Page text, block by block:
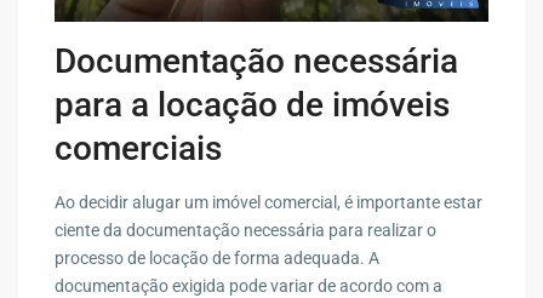
Documentação necessária
para a locação de imóveis
comerciais
Ao decidir alugar um imóvel comercial, é importante estar
ciente da documentação necessária para realizar o
processo de locação de forma adequada. A
documentação exigida pode variar de acordo com a